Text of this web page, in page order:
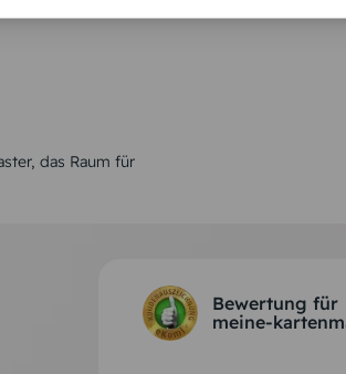
das Raum für
Bewertung für
meine-